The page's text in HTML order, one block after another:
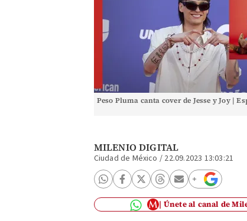
Peso Pluma canta cover de Jesse y Joy |
MILENIO DIGITAL
Ciudad de México / 22.09.2023 13:03:21
Únete al canal de